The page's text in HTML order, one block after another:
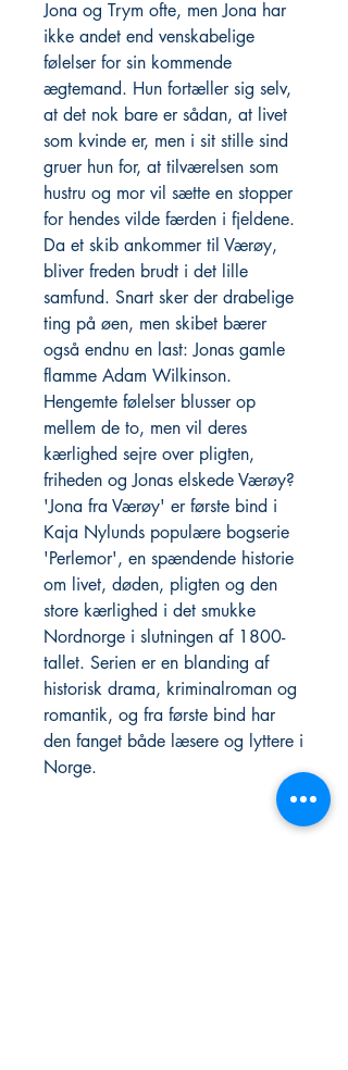
Jona og Trym ofte, men Jona har
ikke andet end venskabelige
følelser for sin kommende
ægtemand. Hun fortæller sig selv,
at det nok bare er sådan, at livet
som kvinde er, men i sit stille sind
gruer hun for, at tilværelsen som
hustru og mor vil sætte en stopper
for hendes vilde færden i fjeldene.
Da et skib ankommer til Værøy,
bliver freden brudt i det lille
samfund. Snart sker der drabelige
ting på øen, men skibet bærer
også endnu en last: Jonas gamle
flamme Adam Wilkinson.
Hengemte følelser blusser op
mellem de to, men vil deres
kærlighed sejre over pligten,
friheden og Jonas elskede Værøy?
'Jona fra Værøy' er første bind i
Kaja Nylunds populære bogserie
'Perlemor', en spændende historie
om livet, døden, pligten og den
store kærlighed i det smukke
Nordnorge i slutningen af 1800-
tallet. Serien er en blanding af
historisk drama, kriminalroman og
romantik, og fra første bind har
den fanget både læsere og lyttere i
Norge.